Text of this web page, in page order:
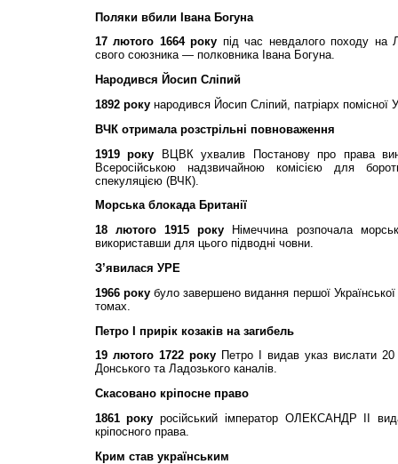
Поляки вбили Івана Богуна
17 лютого 1664 року під час невдалого походу на
свого союзника — полковника Івана Богуна.
Народився Йосип Сліпий
1892 рокународився Йосип Сліпий, патріарх помісної
ВЧК отримала розстрільні повноваження
1919 року ВЦВК ухвалив Постанову про права
Всеросійською надзвичайною комісією для
спекуляцією (ВЧК).
Морська блокада Британії
18 лютого 1915 року Німеччина розпочала
використавши для цього підводні човни.
З’явилася УРЕ
1966 рокубуло завершено видання першої
томах.
Петро І прирік козаків на загибель
19 лютого 1722 рокуПетро І видав указ вислати 20
Донського та Ладозького каналів.
Скасовано кріпосне право
1861 року російський імператор ОЛЕКСАНДР ІІ
кріпосного права.
Крим став українським